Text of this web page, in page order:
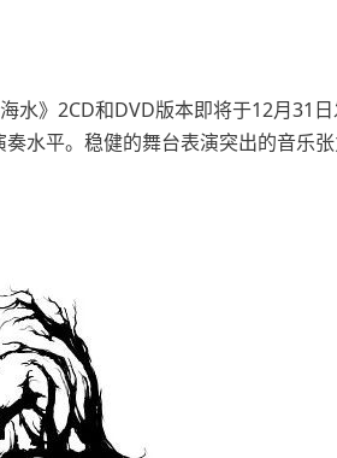
》2CD和DVD版本即将于12月31
水平。稳健的舞台表演突出的音乐